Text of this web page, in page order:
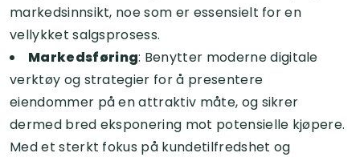
markedsinnsikt, noe som er essensielt for en
vellykket salgsprosess.
Markedsføring: Benytter moderne digitale
verktøy og strategier for å presentere
eiendommer på en attraktiv måte, og sikrer
dermed bred eksponering mot potensielle kjøpere.
Med et sterkt fokus på kundetilfredshet og